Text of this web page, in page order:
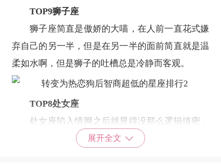
TOP9狮子座
狮子座简直是傲娇的大喵，在人前一直花式嫌
弃自己的另一半，但是在另一半的面前简直就是温
柔如水啊，但是狮子的吐槽总是冷静而客观。
TOP8处女座
处女座陷入情网之后就显得没那么逻辑缜密，
常常可以看到处女座的痴汉脸，以及时不时发出的
展开全文